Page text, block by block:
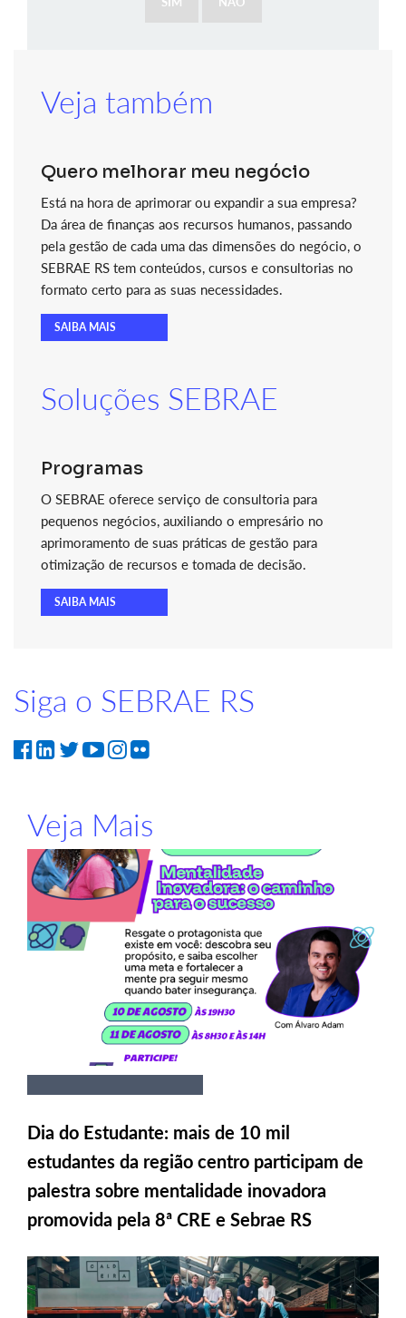
Veja também
Quero melhorar meu negócio
Está na hora de aprimorar ou expandir a sua empresa?
Da área de finanças aos recursos humanos, passando
pela gestão de cada uma das dimensões do negócio, o
SEBRAE RS tem conteúdos, cursos e consultorias no
formato certo para as suas necessidades.
SAIBA MAIS
Soluções SEBRAE
Programas
O SEBRAE oferece serviço de consultoria para
pequenos negócios, auxiliando o empresário no
aprimoramento de suas práticas de gestão para
otimização de recursos e tomada de decisão.
SAIBA MAIS
Siga o SEBRAE RS
Veja Mais
Dia do Estudante: mais de 10 mil
estudantes da região centro participam de
palestra sobre mentalidade inovadora
promovida pela 8ª CRE e Sebrae RS